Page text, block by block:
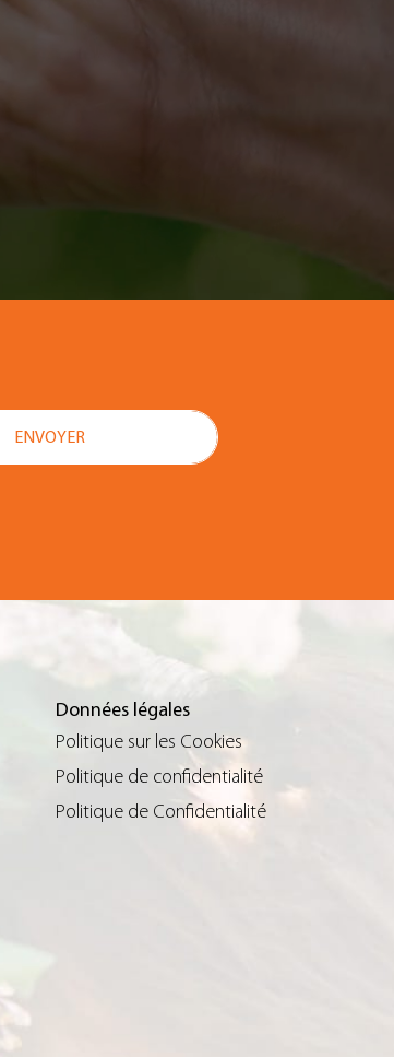
Données légales
Politique sur les Cookies
Politique de confidentialité
Politique de Confidentialité